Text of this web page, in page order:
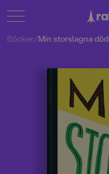
Böcker/Min storslagna död